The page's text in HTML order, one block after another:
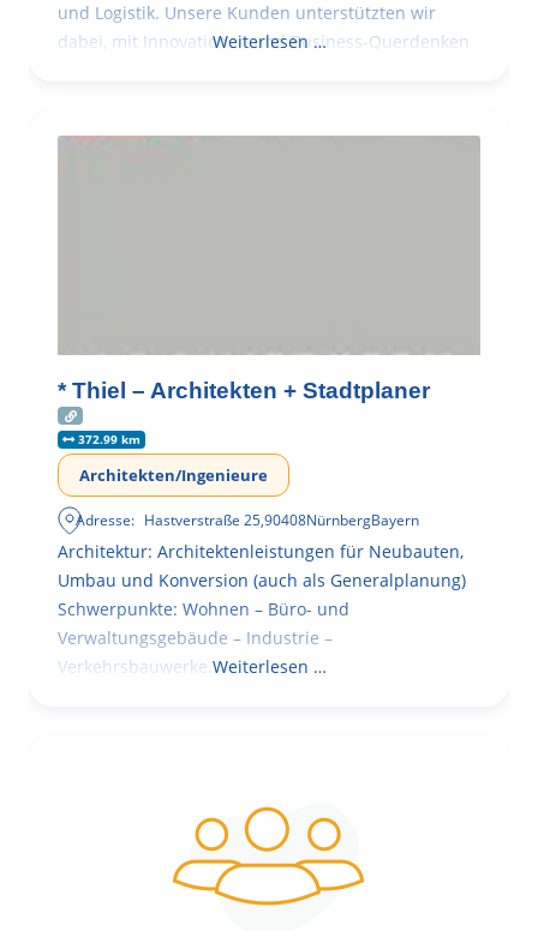
und Logistik. Unsere Kunden unterstützten wir
dabei, mit Innovationen und Business-Querdenken
Weiterlesen …
* Thiel – Architekten + Stadtplaner
372.99 km
Architekten/Ingenieure
Adresse: Hastverstraße 25,90408NürnbergBayern
Architektur: Architektenleistungen für Neubauten,
Umbau und Konversion (auch als Generalplanung)
Schwerpunkte: Wohnen – Büro- und
Verwaltungsgebäude – Industrie –
Verkehrsbauwerke. Weiterlesen …